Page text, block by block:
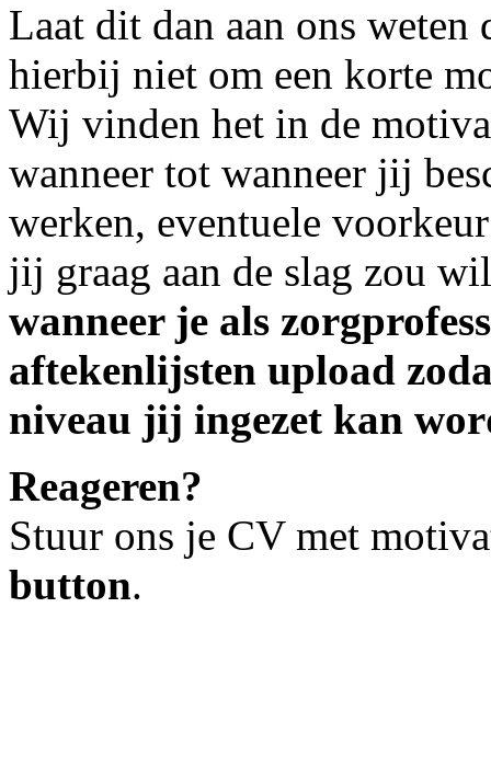
Laat dit dan aan ons
hierbij niet om een korte
Wij vinden het in de
wanneer tot wanneer jij
werken, eventuele
jij graag aan de slag zou
wanneer je als
aftekenlijsten upload
niveau jij ingezet kan
Reageren?
Stuur ons je CV met
button.